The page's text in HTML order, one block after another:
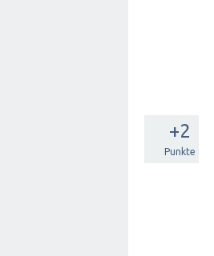
+2
Punkte